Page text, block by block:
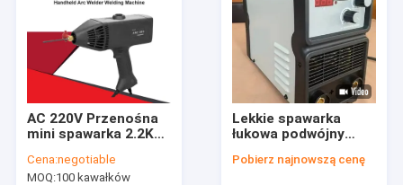
AC 220V Przenośna
mini spawarka 2.2KVA
inwerterowa
Cena:negotiable
MOQ:100 kawałków
Lekkie spawarka
łukowa podwójny
Pobierz najnowszą cenę